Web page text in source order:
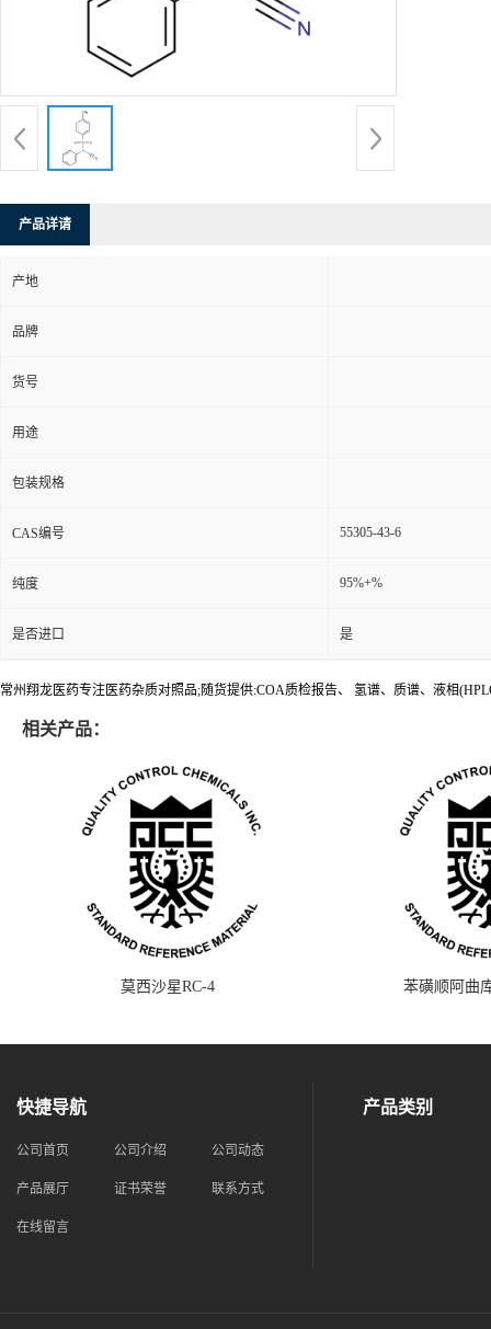
产品详请
产地
品牌
货号
用途
包装规格
CAS编号 55305-43-6
纯度 95%+%
是否进口 是
常州翔龙医药专注医药杂质对照品;随货提供:COA质检报告、 氢谱、质谱、液相
相关产品：
莫西沙星RC-4 苯磺顺阿曲
快捷导航
公司首页 公司介绍 公司动态
产品展厅 证书荣誉 联系方式
在线留言
产品类别